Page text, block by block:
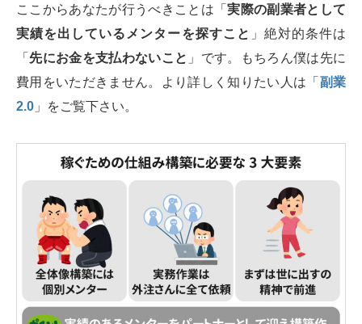
ここからあなたが行うべきことは「実際の副業者として
実績を出しているメンターを探すこと 」絶対的条件は
「 先にお金を支払わないこと 」です。もちろん僕は先に
費用をいただきません。より詳しく知りたい人は「 副業
2.0 」をご覧下さい。